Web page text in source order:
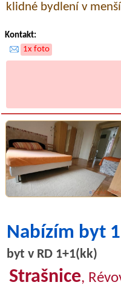
klidné bydlení v
Kontakt:
1x foto
Nabízím byt
byt v RD 1+1(kk)
Strašnice,